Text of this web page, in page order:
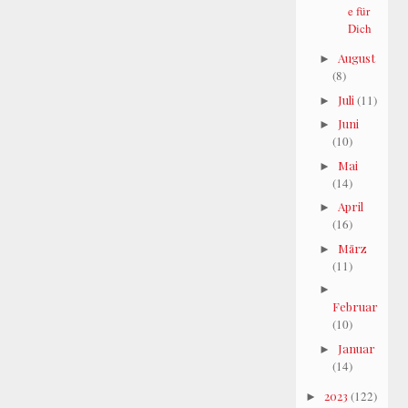
e für
Dich
►August
(8)
► Juli (11)
► Juni
(10)
► Mai
(14)
►April
(16)
► März
(11)
►
Februar
(10)
► Januar
(14)
► 2023 (122)